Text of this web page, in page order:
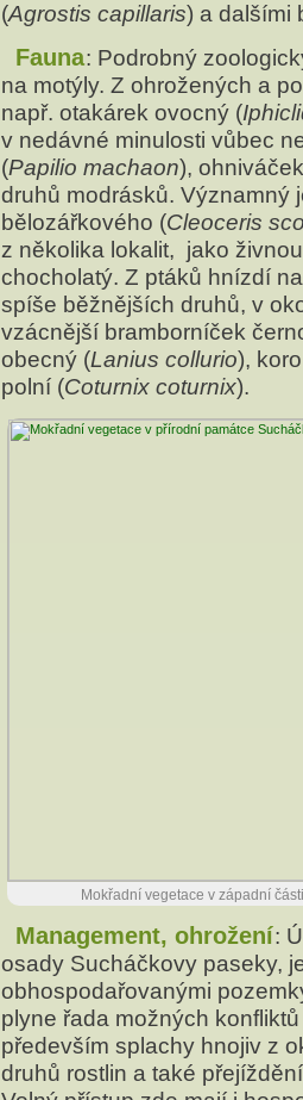
(Agrostis capillaris) a dalšími
Fauna: Podrobný
na motýly. Z ohrožených a
např. otakárek ovocný (
v nedávné minulosti vůbec
(Papilio machaon),
druhů modrásků. Významný
bělozářkového (Cleoceris
z několika lokalit, jako
chocholatý. Z ptáků hnízdí
spíše běžnějších druhů, v
vzácnější bramborníček
obecný (Lanius collurio),
polní (Coturnix coturnix).
Mokřadní vegetace v západní
Management, ohrožení:
osady Sucháčkovy paseky,
obhospodařovanými
plyne řada možných
především splachy hnojiv z
druhů rostlin a také